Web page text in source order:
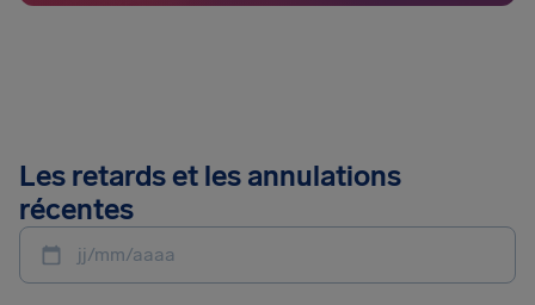
Les retards et les annulations
récentes
jj/mm/aaaa